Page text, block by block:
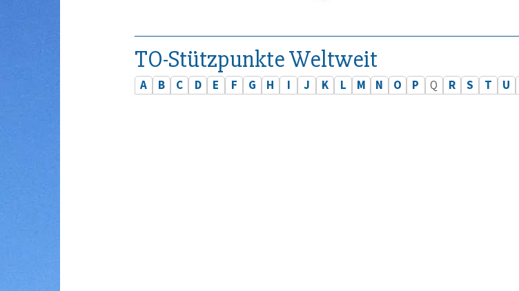
TO-Stützpunkte Weltweit
A B C D E F G H I J K L M N O P Q R S T U